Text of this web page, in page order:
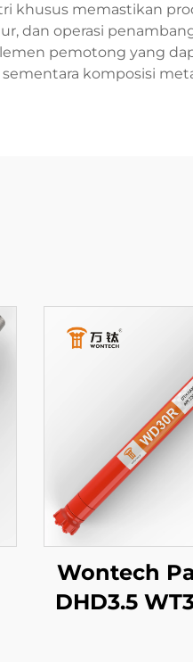
khusus memastikan
dan operasi
pemotong yang
sementara komposisi
Wontech
DHD3.5